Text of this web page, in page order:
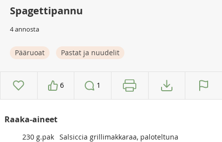
Spagettipannu
4 annosta
Pääruoat Pastat ja nuudelit
6 1
Raaka-aineet
230 g.pak Salsiccia grillimakkaraa, paloteltuna